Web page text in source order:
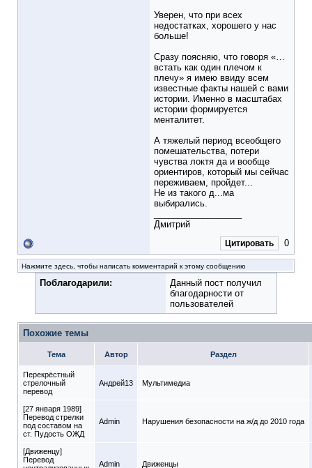
Уверен, что при всех
недостатках, хорошего у нас
больше!
Сразу поясняю, что говоря «…
встать как один плечом к
плечу» я имею ввиду всем
известные факты нашей с вами
истории. Именно в масштабах
истории формируется
менталитет.
А тяжелый период всеобщего
помешательства, потери
чувства локтя да и вообще
ориентиров, который мы сейчас
переживаем, пройдет...
Не из такого д...ма
выбирались.
Дмитрий
Цитировать 0
Нажмите здесь, чтобы написать комментарий к этому сообщению
Поблагодарили:
Данный пост получил
благодарности от
пользователей
Похожие темы
Тема Автор Раздел
Перекрёстный
стрелочный
перевод
Андрей13 Мультимедиа
[27 января 1989]
Перевод стрелки
под составом на
ст. Пудость ОЖД
Admin Нарушения безопасности на ж/д до 2010 года
[Движенцу]
Перевод
Admin Движенцы